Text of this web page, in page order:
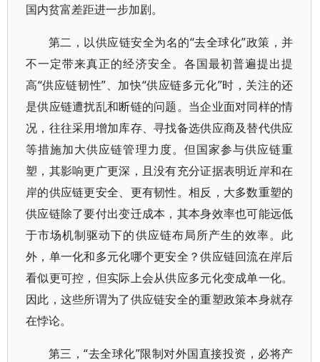
国内贫富差距进一步加剧。
第二，以供应链安全为名的“去全球化”政策，并
不一定带来真正的经济安全。各国最初普遍提出提
高“供应链韧性”、加快“供应链多元化”时，关注的还
是供应链遭扰乱和断链的问题。当企业面对同样的情
况，往往采用增加库存、寻找备选供应商及替代供应
等措施加大供应链管理力度。但国家参与供应链重
塑，其影响更广更深，且没有充分证据表明近岸和在
岸的供应链更安全、更有韧性。相反，大多数重塑的
供应链除了要付出变迁成本，其本身效率也可能远低
于市场机制驱动下的供应链布局所产生的效率。此
外，单一化和多元化哪个更安全？供应链回流在岸后
看似更可控，但实际上会从供应多元化变成单一化。
因此，这些所谓为了供应链安全的重塑政策本身就存
在悖论。
第三，“去全球化”限制对外国直接投资，必将产